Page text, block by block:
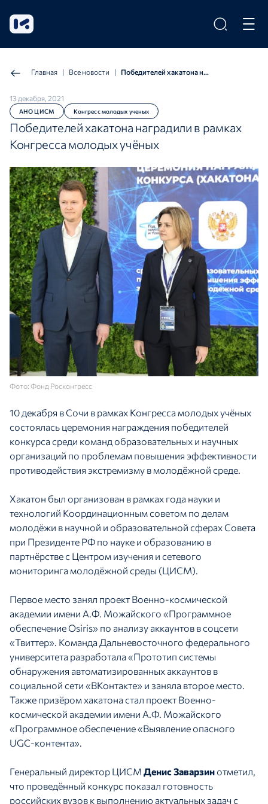
АНО ЦИСМ Конгресс молодых ученых
Победителей хакатона наградили в рамках
Конгресса молодых учёных
13 декабря, 2021
Главная | Все новости | Победителей хакатона наградили в рамках Конгресса молодых учёных
Фото: Фонд Росконгресс
10 декабря в Сочи в рамках Конгресса молодых учёных
состоялась церемония награждения победителей
конкурса среди команд образовательных и научных
организаций по проблемам повышения эффективности
противодействия экстремизму в молодёжной среде.
Хакатон был организован в рамках года науки и
технологий Координационным советом по делам
молодёжи в научной и образовательной сферах Совета
при Президенте РФ по науке и образованию в
партнёрстве с Центром изучения и сетевого
мониторинга молодёжной среды (ЦИСМ).
Первое место занял проект Военно-космической
академии имени А.Ф. Можайского «Программное
обеспечение Osiris» по анализу аккаунтов в соцсети
«Твиттер». Команда Дальневосточного федерального
университета разработала «Прототип системы
обнаружения автоматизированных аккаунтов в
социальной сети «ВКонтакте» и заняла второе место.
Также призёром хакатона стал проект Военно-
космической академии имени А.Ф. Можайского
«Программное обеспечение «Выявление опасного
UGC-контента».
Генеральный директор ЦИСМ Денис Заварзинотметил,
что проведённый конкурс показал готовность
российских вузов к выполнению актуальных задач с